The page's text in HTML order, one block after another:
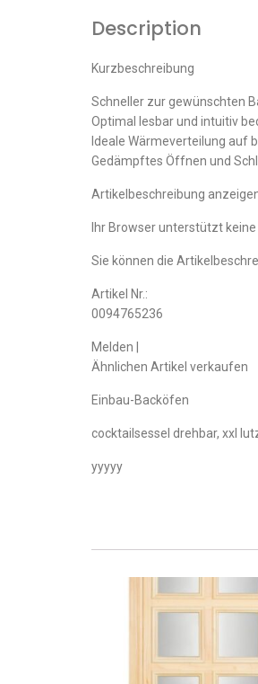
Description
Kurzbeschreibung
Schneller zur gewünschten
Optimal lesbar und intuitiv
Ideale Wärmeverteilung auf
Gedämpftes Öffnen und
Artikelbeschreibung
Ihr Browser unterstützt keine
Sie können die
Artikel Nr.:
0094765236
Melden |
Ähnlichen Artikel verkaufen
Einbau-Backöfen
cocktailsessel drehbar, xxl
yyyyy